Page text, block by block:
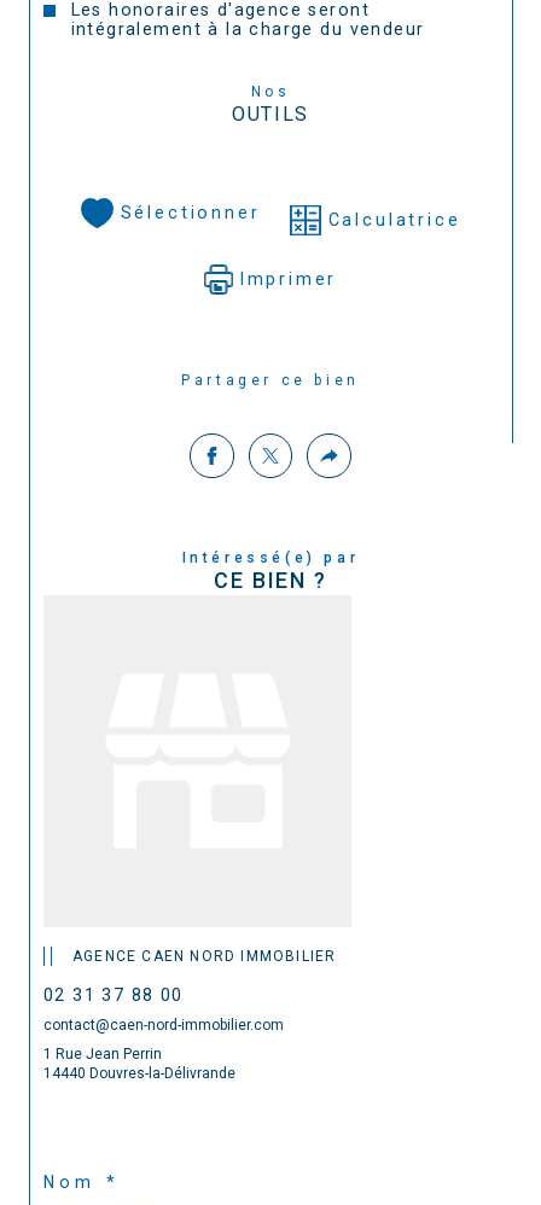
Les honoraires d'agence seront
intégralement à la charge du vendeur
Nos
OUTILS
Sélectionner Calculatrice
Imprimer
Partager ce bien
Intéressé(e) par
CE BIEN ?
AGENCE CAEN NORD IMMOBILIER
02 31 37 88 00
contact@caen-nord-immobilier.com
1 Rue Jean Perrin
14440 Douvres-la-Délivrande
Nom *